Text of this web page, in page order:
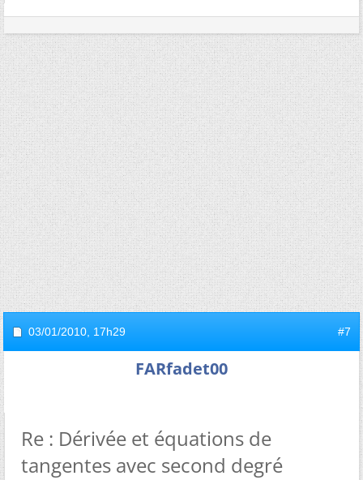
03/01/2010, 17h29 #7
FARfadet00
Re : Dérivée et équations de
tangentes avec second degré